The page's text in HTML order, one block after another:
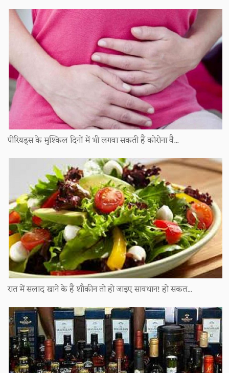
पीरियड्स के मुश्किल दिनों में भी लगवा सकती हैं कोरोना वै...
रात में सलाद खाने के हैं शौकीन तो हो जाइए सावधान! हो सकत...